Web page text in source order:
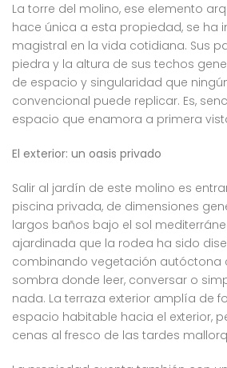
La torre del molino, ese elemento
hace única a esta propiedad, se ha
magistral en la vida cotidiana. Sus
piedra y la altura de sus techos
de espacio y singularidad que
convencional puede replicar. Es,
espacio que enamora a primera
El exterior: un oasis privado
Salir al jardín de este molino es
piscina privada, de dimensiones
largos baños bajo el sol
ajardinada que la rodea ha sido
combinando vegetación autóctona
sombra donde leer, conversar o
nada. La terraza exterior amplía de
espacio habitable hacia el exterior,
cenas al fresco de las tardes